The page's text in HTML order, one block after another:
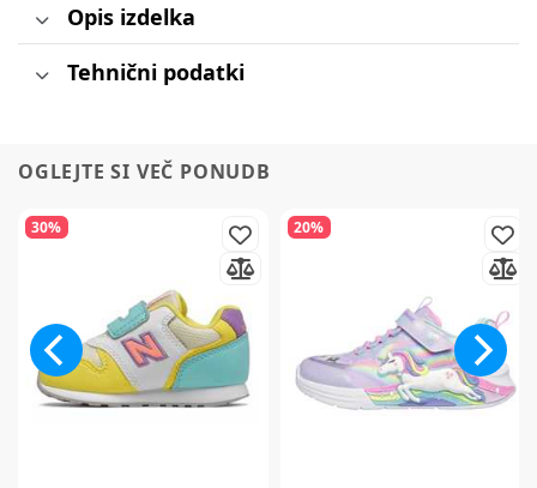
Opis izdelka
Tehnični podatki
OGLEJTE SI VEČ PONUDB
30% 20%